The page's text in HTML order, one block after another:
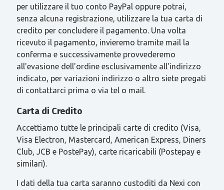
per utilizzare il tuo conto PayPal oppure potrai,
senza alcuna registrazione, utilizzare la tua carta di
credito per concludere il pagamento. Una volta
ricevuto il pagamento, invieremo tramite mail la
conferma e successivamente provvederemo
all'evasione dell'ordine esclusivamente all'indirizzo
indicato, per variazioni indirizzo o altro siete pregati
di contattarci prima o via tel o mail.
Carta di Credito
Accettiamo tutte le principali carte di credito (Visa,
Visa Electron, Mastercard, American Express, Diners
Club, JCB e PostePay), carte ricaricabili (Postepay e
similari).
I dati della tua carta saranno custoditi da Nexi con